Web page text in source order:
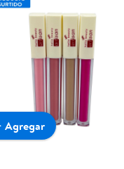
Agregar